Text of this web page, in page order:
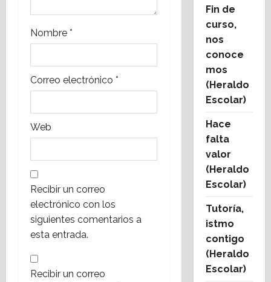
r
a
d
a
s
Nombre *
Correo electrónico *
Web
Recibir un correo
electrónico con los
siguientes comentarios a
esta entrada.
Recibir un correo
Fin de
curso,
nos
conoce
mos
(Heraldo
Escolar)
Hace
falta
valor
(Heraldo
Escolar)
Tutoría,
istmo
contigo
(Heraldo
Escolar)